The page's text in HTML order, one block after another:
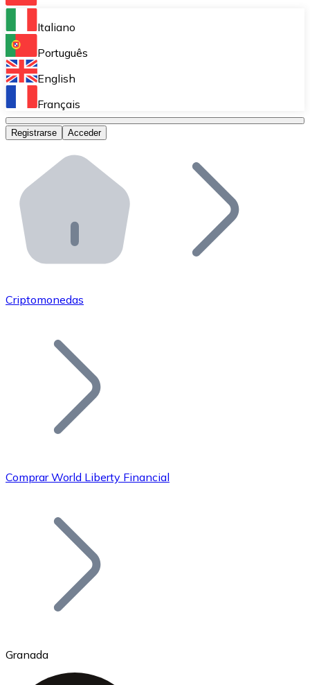
Bitnovo Ramp
Integra nuestra solución en tu plataforma.
Bitnovo Giftcards
Bitnovo OTC
Bitnovo ATM
Integra un ATM Bitnovo en tu negocio y permite que
Bitnovo API
Integra nuestra API en tu ecosistema.
Únete a nuestra red de distribuidores.
Añade tu proyecto a nuestro ecosistema.
Bitcoin
Italiano
Português
English
Français
Registrarse Acceder
Criptomonedas
Comprar World Liberty Financial
Granada